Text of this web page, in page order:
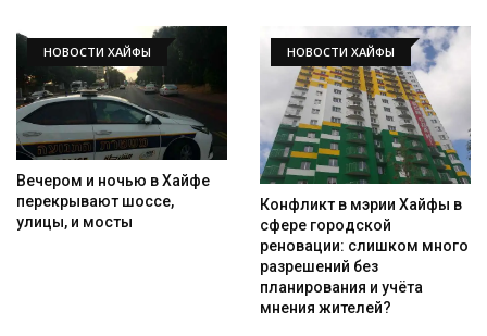
НОВОСТИ ХАЙФЫ
Вечером и ночью в Хайфе
перекрывают шоссе,
улицы, и мосты
НОВОСТИ ХАЙФЫ
Конфликт в мэрии Хайфы в
сфере городской
реновации: слишком много
разрешений без
планирования и учёта
мнения жителей?